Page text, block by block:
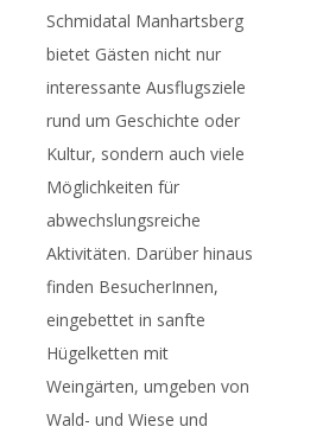
Schmidatal Manhartsberg
bietet Gästen nicht nur
interessante Ausflugsziele
rund um Geschichte oder
Kultur, sondern auch viele
Möglichkeiten für
abwechslungsreiche
Aktivitäten. Darüber hinaus
finden BesucherInnen,
eingebettet in sanfte
Hügelketten mit
Weingärten, umgeben von
Wald- und Wiese und